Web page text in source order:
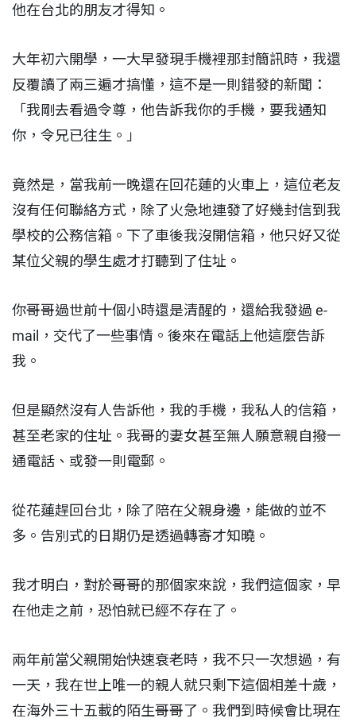
他在台北的朋友才得知。
大年初六開學，一大早發現手機裡那封簡訊時，我還
反覆讀了兩三遍才搞懂，這不是一則錯發的新聞：
「我剛去看過令尊，他告訴我你的手機，要我通知
你，令兄已往生。」
竟然是，當我前一晚還在回花蓮的火車上，這位老友
沒有任何聯絡方式，除了火急地連發了好幾封信到我
學校的公務信箱。下了車後我沒開信箱，他只好又從
某位父親的學生處才打聽到了住址。
你哥哥過世前十個小時還是清醒的，還給我發過 e-
mail，交代了一些事情。後來在電話上他這麼告訴
我。
但是顯然沒有人告訴他，我的手機，我私人的信箱，
甚至老家的住址。我哥的妻女甚至無人願意親自撥一
通電話、或發一則電郵。
從花蓮趕回台北，除了陪在父親身邊，能做的並不
多。告別式的日期仍是透過轉寄才知曉。
我才明白，對於哥哥的那個家來說，我們這個家，早
在他走之前，恐怕就已經不存在了。
兩年前當父親開始快速衰老時，我不只一次想過，有
一天，我在世上唯一的親人就只剩下這個相差十歲，
在海外三十五載的陌生哥哥了。我們到時候會比現在